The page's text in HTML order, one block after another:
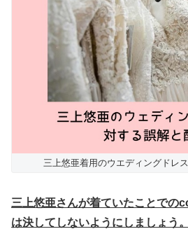
三上悠亜着用のウエディングドレ
三上悠亜さんが着ていたことでの
は決してしないようにしましょう。